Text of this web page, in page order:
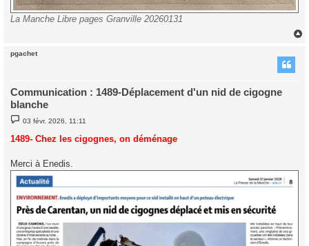
La Manche Libre pages Granville 20260131
pgachet
Communication : 1489-Déplacement d'un nid de cigogne
blanche
M
e
s
s
e
03 févr. 2026, 11:11
1489- Chez les cigognes, on déménage
Merci à Enedis.